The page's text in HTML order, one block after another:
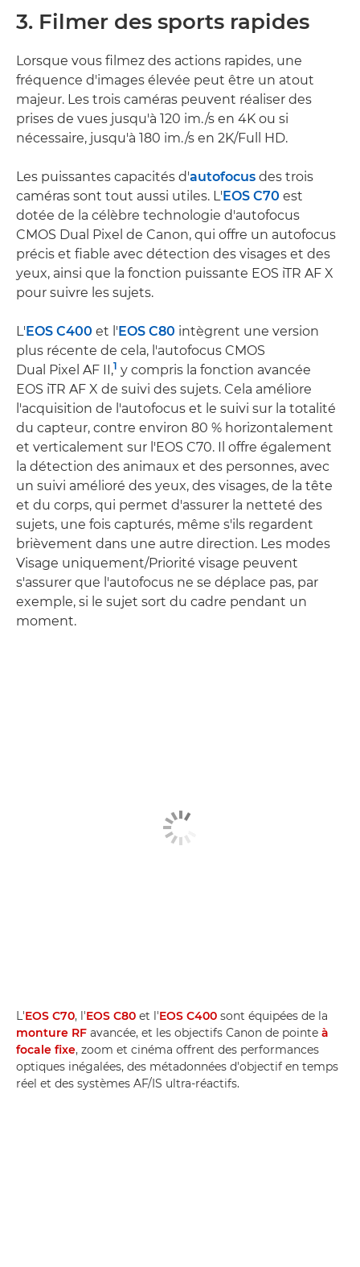
3. Filmer des sports rapides
Lorsque vous filmez des actions rapides, une
fréquence d'images élevée peut être un atout
majeur. Les trois caméras peuvent réaliser des
prises de vues jusqu'à 120 im./s en 4K ou si
nécessaire, jusqu'à 180 im./s en 2K/Full HD.
Les puissantes capacités d'autofocus des trois
caméras sont tout aussi utiles. L' EOS C70 est
dotée de la célèbre technologie d'autofocus
CMOS Dual Pixel de Canon, qui offre un autofocus
précis et fiable avec détection des visages et des
yeux, ainsi que la fonction puissante EOS iTR AF X
pour suivre les sujets.
L' EOS C400 et l' EOS C80 intègrent une version
plus récente de cela, l'autofocus CMOS
Dual Pixel AF II,1 y compris la fonction avancée
EOS iTR AF X de suivi des sujets. Cela améliore
l'acquisition de l'autofocus et le suivi sur la totalité
du capteur, contre environ 80 % horizontalement
et verticalement sur l'EOS C70. Il offre également
la détection des animaux et des personnes, avec
un suivi amélioré des yeux, des visages, de la tête
et du corps, qui permet d'assurer la netteté des
sujets, une fois capturés, même s'ils regardent
brièvement dans une autre direction. Les modes
Visage uniquement/Priorité visage peuvent
s'assurer que l'autofocus ne se déplace pas, par
exemple, si le sujet sort du cadre pendant un
moment.
L'EOS C70, l'EOS C80 et l'EOS C400 sont équipées de la
monture RF avancée, et les objectifs Canon de pointe à
focale fixe, zoom et cinéma offrent des performances
optiques inégalées, des métadonnées d'objectif en temps
réel et des systèmes AF/IS ultra-réactifs.